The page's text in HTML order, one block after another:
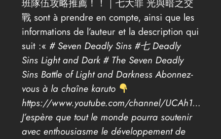
班隊伍攻略推薦！！｜七大罪 光與暗之交
戰 sont à prendre en compte, ainsi que les
informations de l’auteur et la description qui
suit :« # Seven Deadly Sins #七 Deadly
Sins Light and Dark # The Seven Deadly
Sins Battle of Light and Darkness Abonnez-
vous à la chaîne karuto
https://www.youtube.com/channel/UCAh1…
J’espère que tout le monde pourra soutenir
avec enthousiasme le développement de